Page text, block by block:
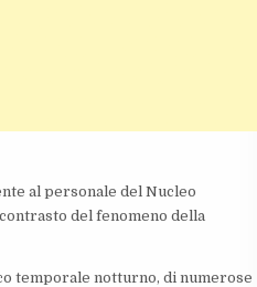
al personale del Nucleo
del fenomeno della
temporale notturno, di numerose